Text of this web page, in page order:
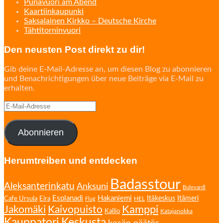
Punavuori am Abend
Kaartiinkaupunki
Saksalainen Kirkko – Deutsche Kirche
Tähtitorninvuori
Den neusten Post direkt zu dir!
Gib deine E-Mail-Adresse an, um diesen Blog zu abonnieren
und Benachrichtigungen über neue Beiträge via E-Mail zu
erhalten.
E-
Adresse
Abonnieren
Herumtreiben und entdecken
Aleksanterinkatu Anksuni Badasstour Bulevardi
Cafe Ursula Eira Esplanadi Flug Hakaniemi HEL Itäkeskus Itämeri
Jakomäki Kaivopuisto Kallio Kamppi Katajanokka